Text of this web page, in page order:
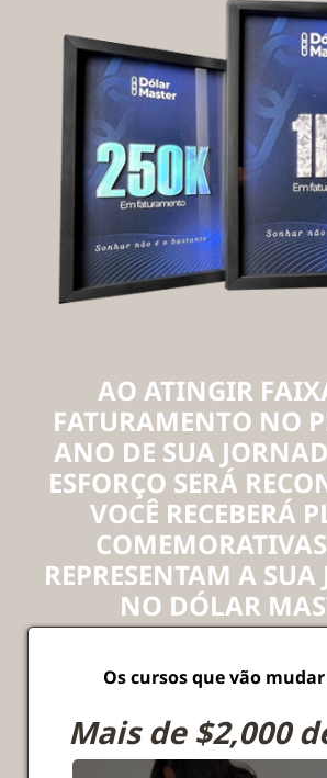
AO ATINGIR
FATURAMENTO NO
ANO DE SUA
ESFORÇO SERÁ
VOCÊ RECEBERÁ
REPRESENTAM A
NO DÓLAR
Os cursos que vão
Mais de $2,000